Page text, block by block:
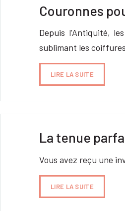
Couronnes
Depuis l’Antiquité,
sublimant les
LIRE LA SUITE
La tenue
Vous avez reçu une
LIRE LA SUITE